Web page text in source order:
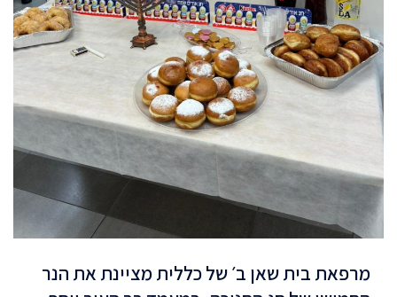
מרפאת בית שאן ב׳ של כללית מציינת את הנר